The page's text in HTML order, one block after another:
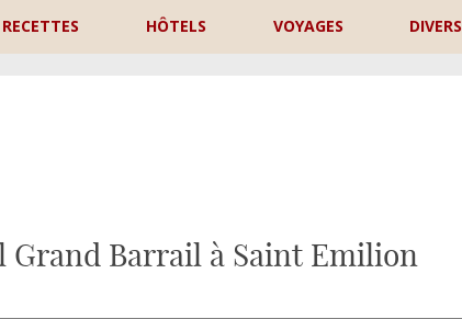
RECETTES HÔTELS VOYAGES DIVERS
Grand Barrail à Saint Emilion